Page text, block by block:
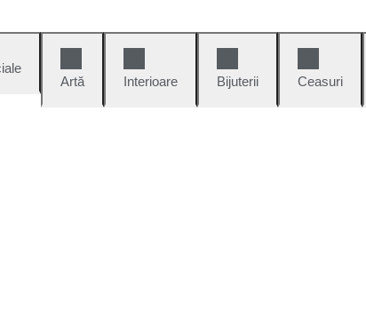
Artă
Interioare Bijuterii Ceasuri